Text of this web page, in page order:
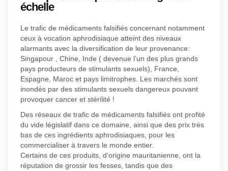
échelle
Le trafic de médicaments falsifiés concernant notamment
ceux à vocation aphrodisiaque atteint des niveaux
alarmants avec la diversification de leur provenance:
Singapour , Chine, Inde ( devenue l’un des plus grands
pays producteurs de stimulants sexuels), France,
Espagne, Maroc et pays limitrophes. Les marchés sont
inondés par des stimulants sexuels dangereux pouvant
provoquer cancer et stérilité !
Des réseaux de trafic de médicaments falsifiés ont profité
du vide législatif dans ce domaine, ainsi que des prix très
bas de ces ingrédients aphrodisiaques, pour les
commercialiser à travers le monde entier.
Certains de ces produits, d’origine mauritanienne, ont la
réputation de grossir les fesses, tandis que des